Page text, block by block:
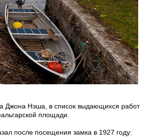
Джона Нэша, в список выдающихся работ
площади.
после посещения замка в 1927 году: